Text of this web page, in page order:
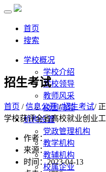
首页
搜索
学校概况
学校介绍
学校领导
教师风采
校园向导
机构设置
党政管理机构
教学机构
教辅机构
校属企业
招生考试
首页 /信息公开/招生考试/
学校获评全省高校就业创业
作者：
来源：
时间：2023-04-13